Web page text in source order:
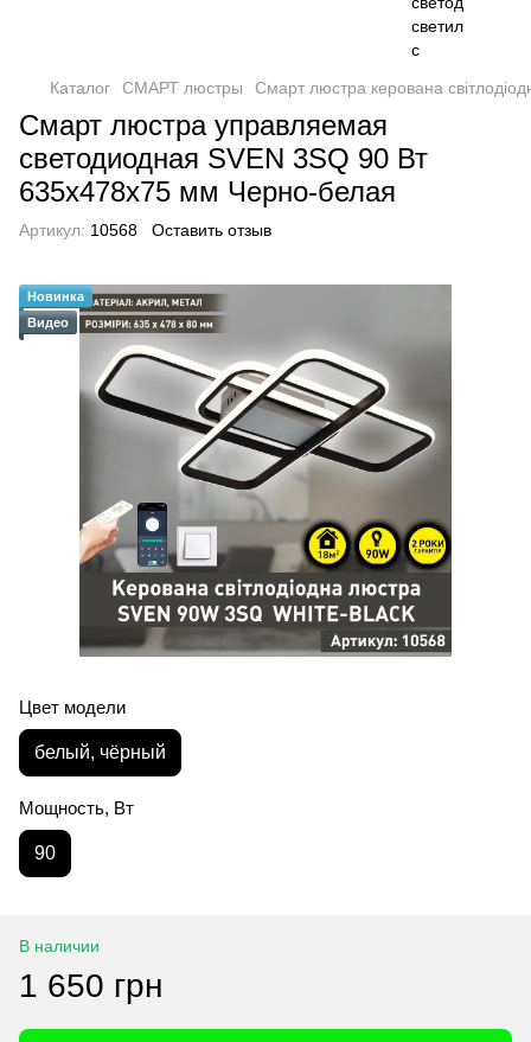
Каталог СМАРТ люстры Смарт люстра керована
Смарт люстра управляемая
светодиодная SVEN 3SQ 90 Вт
635x478x75 мм Черно-белая
Артикул: 10568 Оставить отзыв
Новинка
Видео
Цвет модели
белый, чёрный
Мощность, Вт
90
В наличии
1 650 грн